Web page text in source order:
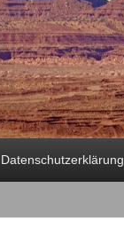
Datenschutzerklärung